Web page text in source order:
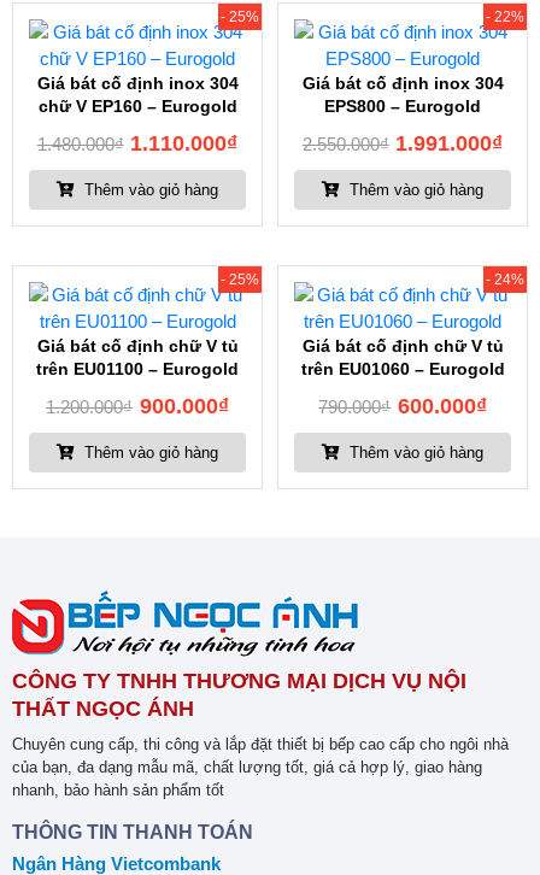
- 25%
Giá bát cố định inox 304
chữ V EP160 – Eurogold
1.480.000₫ 1.110.000₫
Thêm vào giỏ hàng
- 22%
Giá bát cố định inox 304
EPS800 – Eurogold
2.550.000₫ 1.991.000₫
Thêm vào giỏ hàng
- 25%
Giá bát cố định chữ V tủ
trên EU01100 – Eurogold
1.200.000₫ 900.000₫
Thêm vào giỏ hàng
- 24%
Giá bát cố định chữ V tủ
trên EU01060 – Eurogold
790.000₫ 600.000₫
Thêm vào giỏ hàng
CÔNG TY TNHH THƯƠNG MẠI DỊCH VỤ NỘI
THẤT NGỌC ÁNH
Chuyên cung cấp, thi công và lắp đặt thiết bị bếp cao cấp cho ngôi nhà
của bạn, đa dạng mẫu mã, chất lượng tốt, giá cả hợp lý, giao hàng
nhanh, bảo hành sản phẩm tốt
THÔNG TIN THANH TOÁN
Ngân Hàng Vietcombank